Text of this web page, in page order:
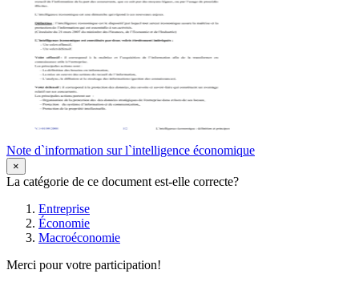
Note d`information sur l`intelligence économique
×
La catégorie de ce document est-elle correcte?
Entreprise
Économie
Macroéconomie
Merci pour votre participation!